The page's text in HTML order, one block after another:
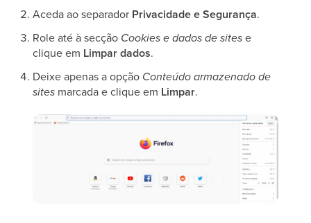
Aceda ao separador Privacidade e Segurança.
Role até à secção Cookies e dados de sitese
clique em Limpar dados.
Deixe apenas a opção Conteúdo armazenado de
sites marcada e clique em Limpar.